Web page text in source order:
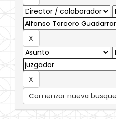
Comenzar nueva